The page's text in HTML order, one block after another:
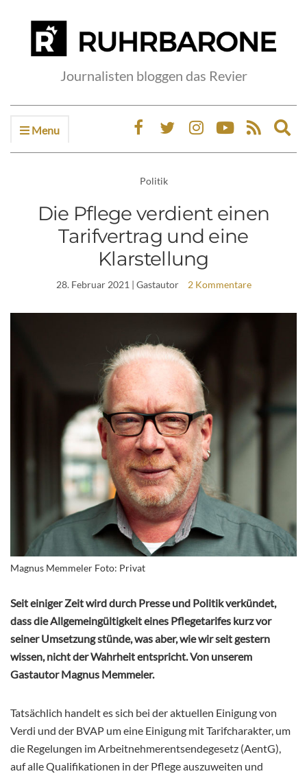
Journalisten bloggen das Revier
Menu
Politik
Die Pflege verdient einen
Tarifvertrag und eine
Klarstellung
28. Februar 2021 | Gastautor 2 Kommentare
Magnus Memmeler Foto: Privat
Seit einiger Zeit wird durch Presse und Politik verkündet,
dass die Allgemeingültigkeit eines Pflegetarifes kurz vor
seiner Umsetzung stünde, was aber, wie wir seit gestern
wissen, nicht der Wahrheit entspricht. Von unserem
Gastautor Magnus Memmeler.
Tatsächlich handelt es sich bei der aktuellen Einigung von
Verdi und der BVAP um eine Einigung mit Tarifcharakter, um
die Regelungen im Arbeitnehmerentsendegesetz (AentG),
auf alle Qualifikationen in der Pflege auszuweiten und